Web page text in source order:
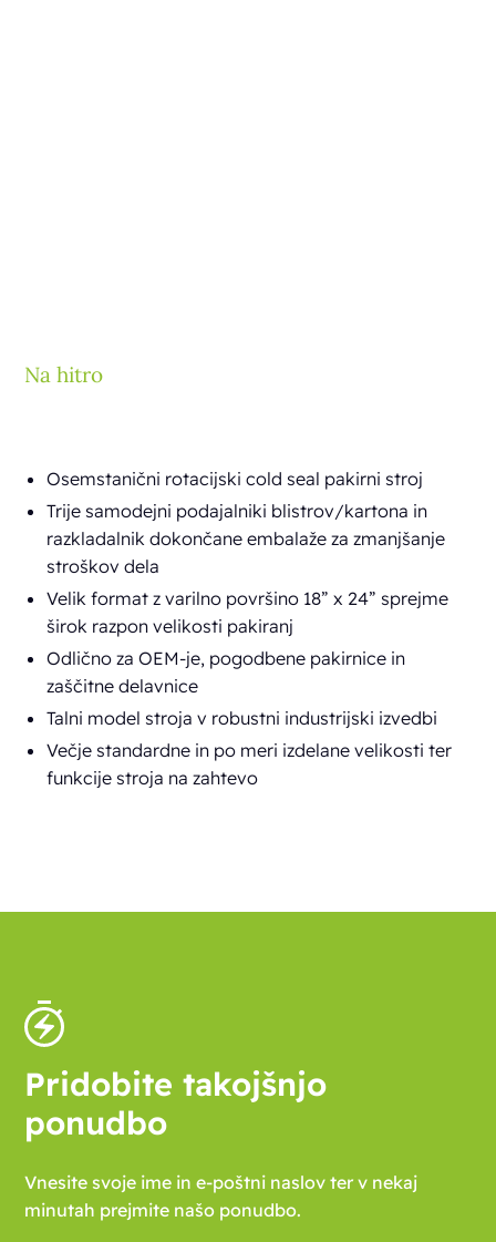
Na hitro
Osemstanični rotacijski cold seal pakirni stroj
Trije samodejni podajalniki blistrov/kartona in
razkladalnik dokončane embalaže za zmanjšanje
stroškov dela
Velik format z varilno površino 18” x 24” sprejme
širok razpon velikosti pakiranj
Odlično za OEM-je, pogodbene pakirnice in
zaščitne delavnice
Talni model stroja v robustni industrijski izvedbi
Večje standardne in po meri izdelane velikosti ter
funkcije stroja na zahtevo
Pridobite takojšnjo
ponudbo
Vnesite svoje ime in e-poštni naslov ter v nekaj
minutah prejmite našo ponudbo.